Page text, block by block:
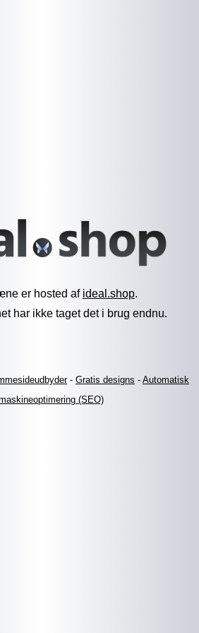
er hosted af ideal.shop.
har ikke taget det i brug endnu.
- Gratis designs - Automatisk
(SEO)